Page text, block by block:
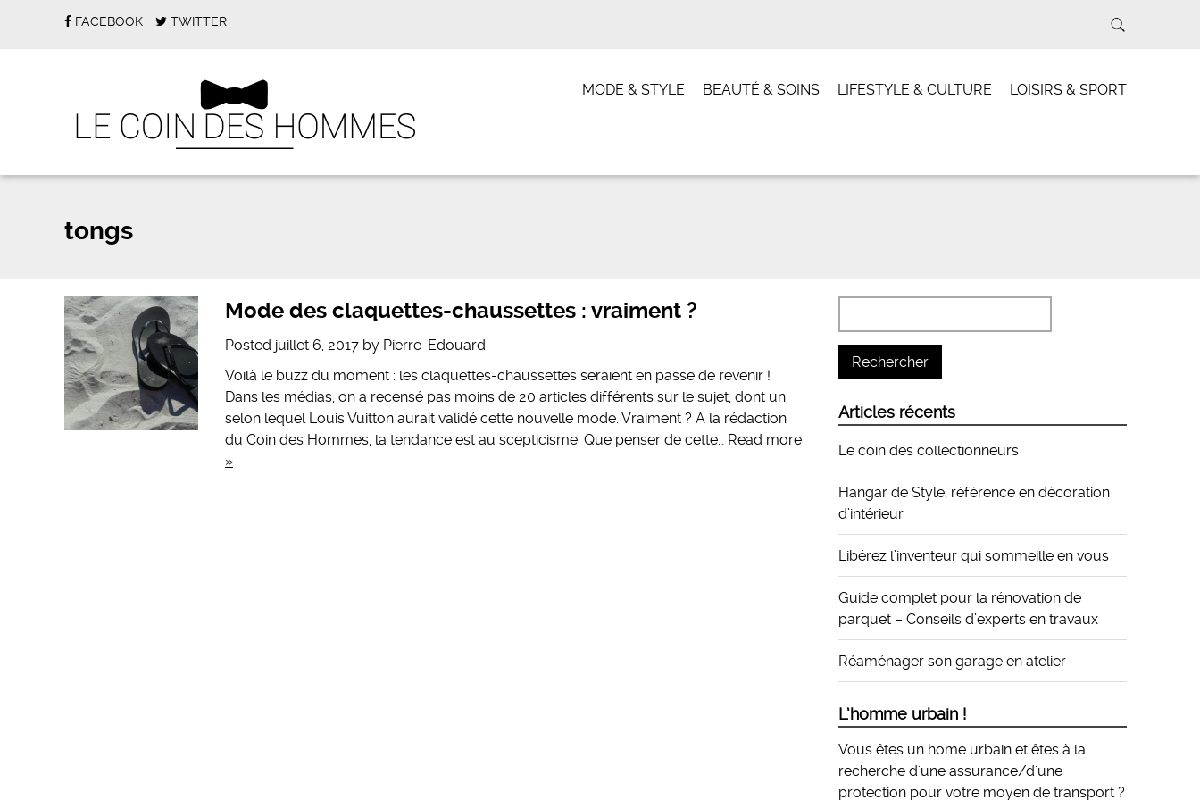
FACEBOOK TWITTER
MODE & STYLE BEAUTÉ & SOINS LIFESTYLE & CULTURE LOISIRS & SPORT
tongs
Mode des claquettes-chaussettes : vraiment ?
Posted juillet 6, 2017 by Pierre-Edouard
Voilà le buzz du moment : les claquettes-chaussettes seraient en passe de revenir !
Dans les médias, on a recensé pas moins de 20 articles différents sur le sujet, dont un
selon lequel Louis Vuitton aurait validé cette nouvelle mode. Vraiment ? A la rédaction
du Coin des Hommes, la tendance est au scepticisme. Que penser de cette… Read more
»
Articles récents
Le coin des collectionneurs
Hangar de Style, référence en décoration
d’intérieur
Libérez l’inventeur qui sommeille en vous
Guide complet pour la rénovation de
parquet – Conseils d’experts en travaux
Réaménager son garage en atelier
L’homme urbain !
Vous êtes un home urbain et êtes à la
recherche d'une assurance/d'une
protection pour votre moyen de transport ?